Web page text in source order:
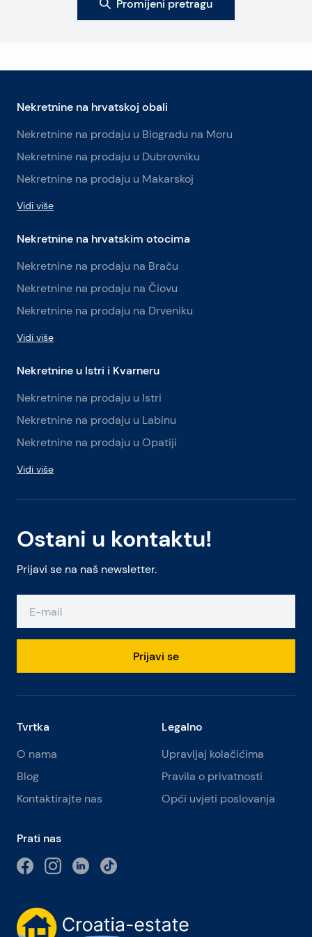
Promijeni pretragu
Ostani u kontaktu!
Prijavi se na naš newsletter.
Prijavi se
Nekretnine na hrvatskoj obali
Nekretnine na prodaju u Biogradu na Moru
Nekretnine na prodaju u Dubrovniku
Nekretnine na prodaju u Makarskoj
Vidi više
Nekretnine na hrvatskim otocima
Nekretnine na prodaju na Braču
Nekretnine na prodaju na Čiovu
Nekretnine na prodaju na Drveniku
Vidi više
Nekretnine u Istri i Kvarneru
Nekretnine na prodaju u Istri
Nekretnine na prodaju u Labinu
Nekretnine na prodaju u Opatiji
Vidi više
Tvrtka
O nama
Blog
Kontaktirajte nas
Legalno
Upravljaj kolačićima
Pravila o privatnosti
Opći uvjeti poslovanja
Prati nas